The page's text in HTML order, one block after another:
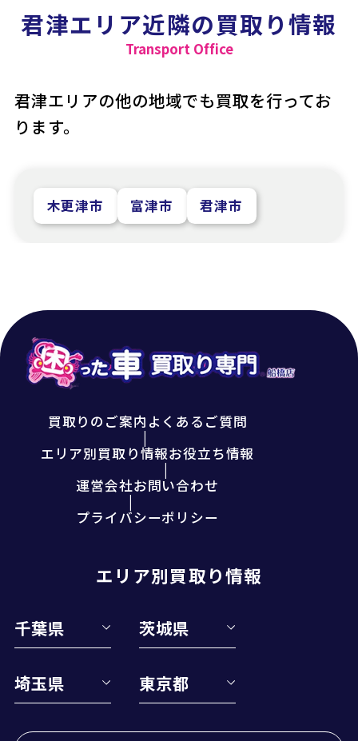
君津エリア近隣の買取り情報
Transport Office
君津エリアの他の地域でも買取を行ってお
ります。
木更津市 富津市 君津市
買取りのご案内 よくあるご質問
エリア別買取り情報お役立ち情報
運営会社お問い合わせ
プライバシーポリシー
エリア別買取り情報
千葉県 茨城県
埼玉県 東京都